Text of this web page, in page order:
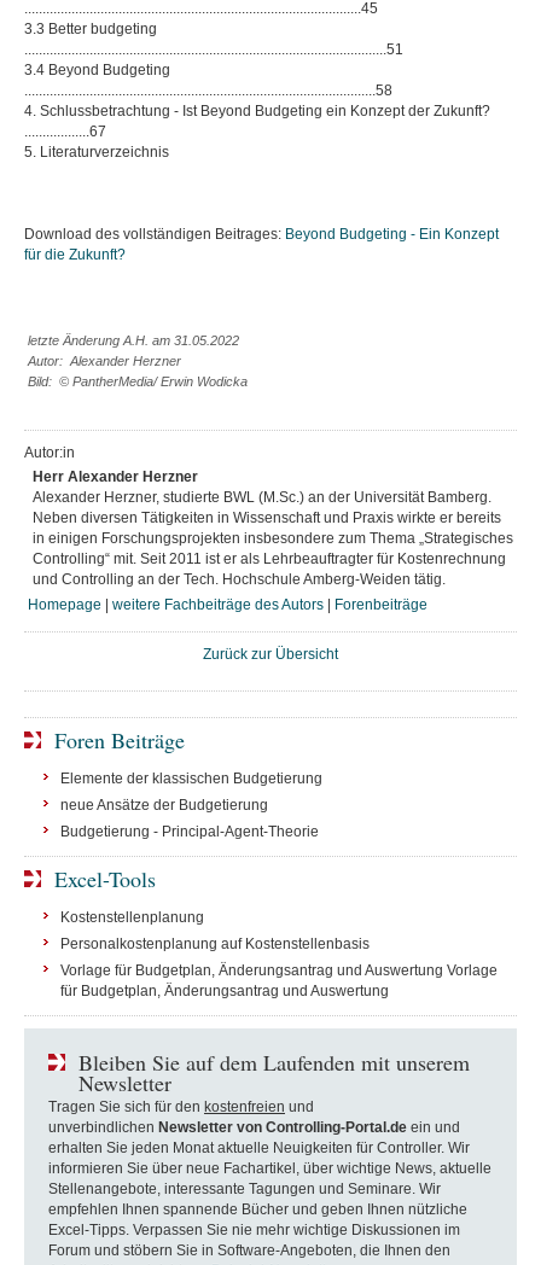
.............................................................................................45
3.3 Better budgeting
....................................................................................................51
3.4 Beyond Budgeting
.................................................................................................58
4. Schlussbetrachtung - Ist Beyond Budgeting ein Konzept der Zukunft?
..................67
5. Literaturverzeichnis
Download des vollständigen Beitrages: Beyond Budgeting - Ein Konzept
für die Zukunft?
letzte Änderung A.H. am 31.05.2022
Autor: Alexander Herzner
Bild: © PantherMedia/ Erwin Wodicka
Autor:in
Herr Alexander Herzner
Alexander Herzner, studierte BWL (M.Sc.) an der Universität Bamberg.
Neben diversen Tätigkeiten in Wissenschaft und Praxis wirkte er bereits
in einigen Forschungsprojekten insbesondere zum Thema „Strategisches
Controlling“ mit. Seit 2011 ist er als Lehrbeauftragter für Kostenrechnung
und Controlling an der Tech. Hochschule Amberg-Weiden tätig.
Homepage
weitere Fachbeiträge des Autors Forenbeiträge
Zurück zur Übersicht
Foren Beiträge
Elemente der klassischen Budgetierung
neue Ansätze der Budgetierung
Budgetierung - Principal-Agent-Theorie
Excel-Tools
Kostenstellenplanung
Personalkostenplanung auf Kostenstellenbasis
Vorlage für Budgetplan, Änderungsantrag und Auswertung Vorlage
für Budgetplan, Änderungsantrag und Auswertung
Bleiben Sie auf dem Laufenden mit unserem
Newsletter
Tragen Sie sich für den kostenfreien und
unverbindlichen Newsletter von Controlling-Portal.de ein und
erhalten Sie jeden Monat aktuelle Neuigkeiten für Controller. Wir
informieren Sie über neue Fachartikel, über wichtige News, aktuelle
Stellenangebote, interessante Tagungen und Seminare. Wir
empfehlen Ihnen spannende Bücher und geben Ihnen nützliche
Excel-Tipps. Verpassen Sie nie mehr wichtige Diskussionen im
Forum und stöbern Sie in Software-Angeboten, die Ihnen den